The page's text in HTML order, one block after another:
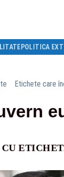
POLITICA
Etichete care